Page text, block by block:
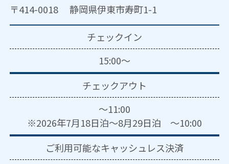
〒414-0018 静岡県伊東市寿町1-1
チェックイン
15:00～
チェックアウト
～11:00
※2026年7月18日泊～8月29日泊 ～10:00
ご利用可能なキャッシュレス決済